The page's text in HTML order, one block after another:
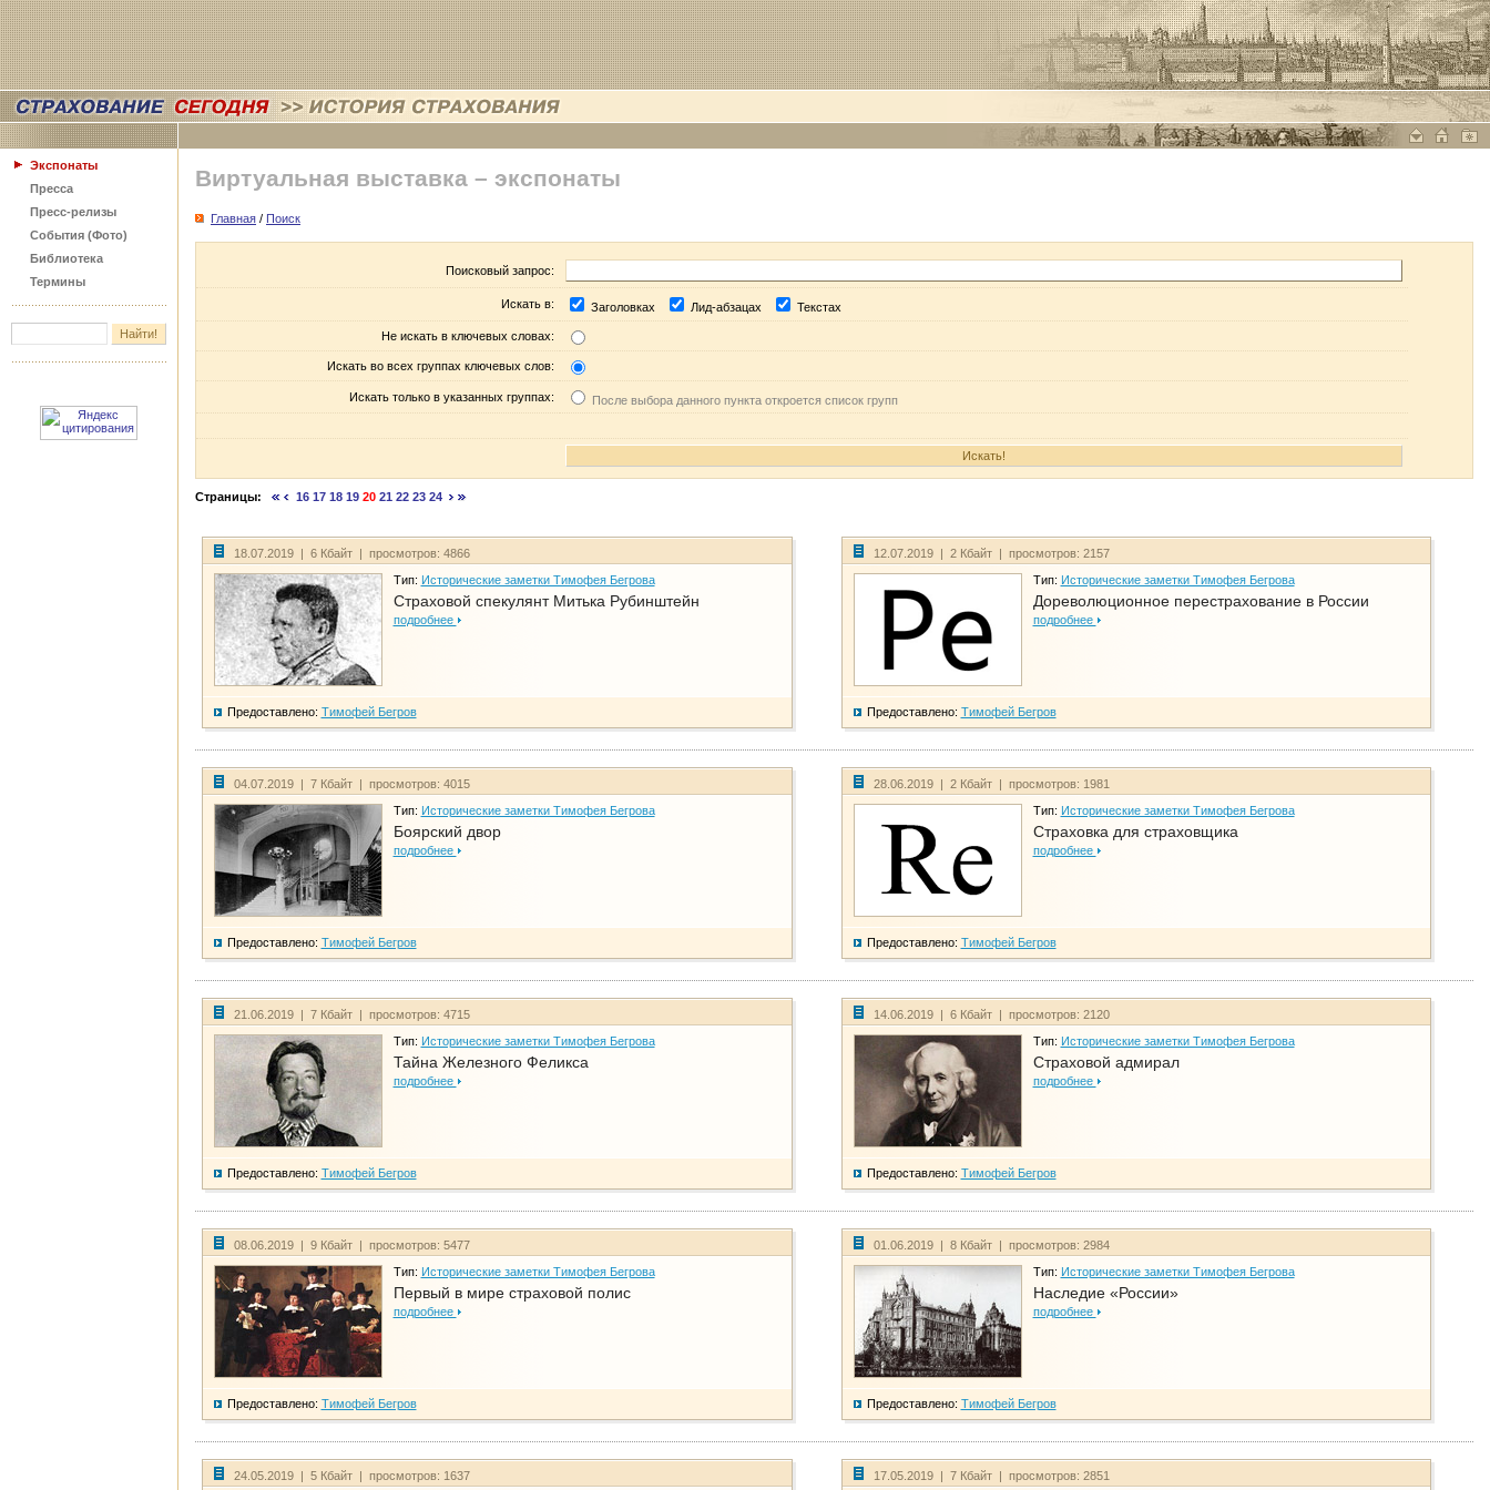
Экспонаты
Пресса
Пресс-релизы
События (Фото)
Библиотека
Термины
Виртуальная выставка – экспонаты
Главная / Поиск
Поисковый запрос:
Искать в: Заголовках Лид-абзацах Текстах
Не искать в ключевых словах:
Искать во всех группах ключевых слов:
Искать только в указанных группах: После выбора данного пункта откроется список групп
Страницы: 16 17 18 19 20 21 22 23 24
18.07.2019 | 6 Кбайт | просмотров: 4866
Тип: Исторические заметки Тимофея Бегрова
Страховой спекулянт Митька Рубинштейн
подробнее
Предоставлено: Тимофей Бегров
12.07.2019 | 2 Кбайт | просмотров: 2157
Тип: Исторические заметки Тимофея Бегрова
Дореволюционное перестрахование в России
подробнее
Предоставлено: Тимофей Бегров
04.07.2019 | 7 Кбайт | просмотров: 4015
Тип: Исторические заметки Тимофея Бегрова
Боярский двор
подробнее
Предоставлено: Тимофей Бегров
28.06.2019 | 2 Кбайт | просмотров: 1981
Тип: Исторические заметки Тимофея Бегрова
Страховка для страховщика
подробнее
Предоставлено: Тимофей Бегров
21.06.2019 | 7 Кбайт | просмотров: 4715
Тип: Исторические заметки Тимофея Бегрова
Тайна Железного Феликса
подробнее
Предоставлено: Тимофей Бегров
14.06.2019 | 6 Кбайт | просмотров: 2120
Тип: Исторические заметки Тимофея Бегрова
Страховой адмирал
подробнее
Предоставлено: Тимофей Бегров
08.06.2019 | 9 Кбайт | просмотров: 5477
Тип: Исторические заметки Тимофея Бегрова
Первый в мире страховой полис
подробнее
Предоставлено: Тимофей Бегров
01.06.2019 | 8 Кбайт | просмотров: 2984
Тип: Исторические заметки Тимофея Бегрова
Наследие «России»
подробнее
Предоставлено: Тимофей Бегров
24.05.2019 | 5 Кбайт | просмотров: 1637 17.05.2019 | 7 Кбайт | просмотров: 2851